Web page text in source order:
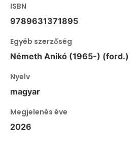
ISBN
9789631371895
Egyéb szerzőség
Németh Anikó (1965-) (ford.)
Nyelv
magyar
Megjelenés éve
2026